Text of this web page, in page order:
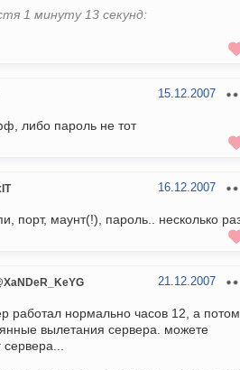
1 минуту 13 секунд:
15.12.2007
либо пароль не тот
16.12.2007
порт, маунт(!), пароль.. несколько
21.12.2007
работал нормально часов 12, а потом
вылетания сервера. можете